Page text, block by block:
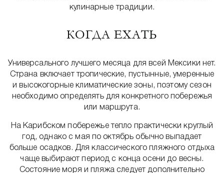
кулинарные традиции.
КОГДА ЕХАТЬ
Универсального лучшего месяца для всей Мексики нет.
Страна включает тропические, пустынные, умеренные
и высокогорные климатические зоны, поэтому сезон
необходимо определять для конкретного побережья
или маршрута.
На Карибском побережье тепло практически круглый
год, однако с мая по октябрь обычно выпадает
больше осадков. Для классического пляжного отдыха
чаще выбирают период с конца осени до весны.
Состояние моря и пляжа следует дополнительно